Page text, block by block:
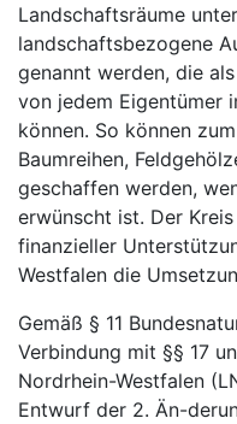
Landschaftsräume
landschaftsbezogene
genannt werden, die
von jedem Eigentümer
können. So können
Baumreihen,
geschaffen werden,
erwünscht ist. Der
finanzieller
Westfalen die
Gemäß § 11
Verbindung mit §§ 17
Nordrhein-Westfalen
Entwurf der 2. Än-